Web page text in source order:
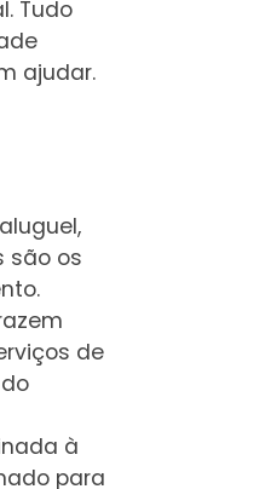
Tudo
ajudar.
são os
de
à
para